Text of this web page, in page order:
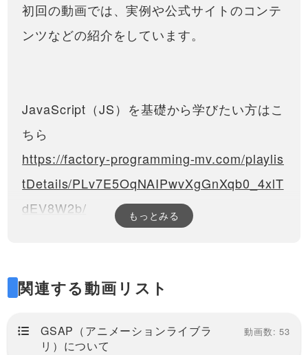
初回の動画では、実例や公式サイトのコンテ
ンツなどの紹介をしています。
JavaScript（JS）を基礎から学びたい方はこ
ちら
https://factory-programming-mv.com/playlis
tDetails/PLv7E5OqNAIPwvXgGnXqb0_4xlT
dEV8W2b/
ガー）についてのドキュメントはこちら
ollTrigger
もっとみる
関連する動画リスト
GSAP（アニメーションライブラ
リ）について
動画数: 53